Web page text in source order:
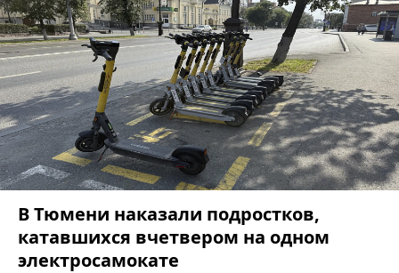
В Тюмени наказали подростков,
катавшихся вчетвером на одном
электросамокате